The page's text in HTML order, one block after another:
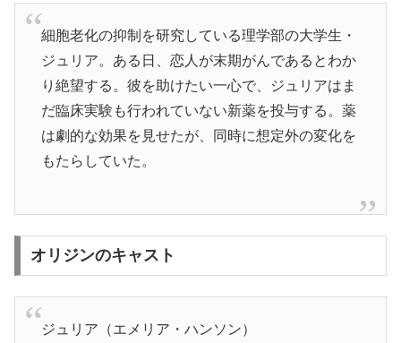
細胞老化の抑制を研究している理学部の大学生・
ジュリア。ある日、恋人が末期がんであるとわか
り絶望する。彼を助けたい一心で、ジュリアはま
だ臨床実験も行われていない新薬を投与する。薬
は劇的な効果を見せたが、同時に想定外の変化を
もたらしていた。
オリジンのキャスト
ジュリア（エメリア・ハンソン）